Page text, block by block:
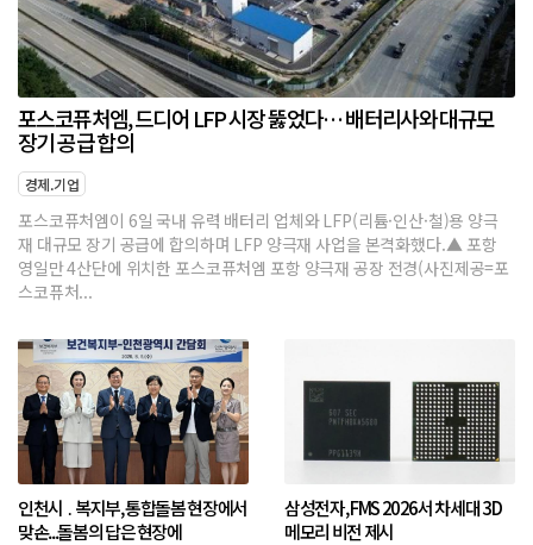
포스코퓨처엠, 드디어 LFP 시장 뚫었다… 배터리사와 대규모
장기 공급 합의
경제.기업
포스코퓨처엠이 6일 국내 유력 배터리 업체와 LFP(리튬·인산·철)용 양극
재 대규모 장기 공급에 합의하며 LFP 양극재 사업을 본격화했다.▲ 포항
영일만 4산단에 위치한 포스코퓨처엠 포항 양극재 공장 전경(사진제공=포
스코퓨처...
인천시 ․ 복지부, 통합돌봄 현장에서
맞손...돌봄의 답은 현장에
삼성전자, FMS 2026서 차세대 3D
메모리 비전 제시